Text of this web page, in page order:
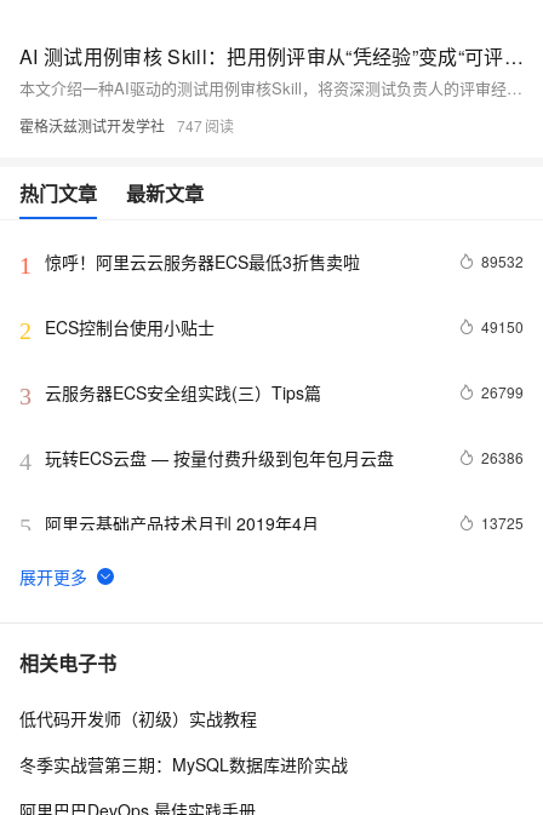
AI 测试用例审核 Skill：把用例评审从“凭经验”变成“可评分”
本文介绍一种AI驱动的测试用例审核Skill，将资深测试负责人的评审经验封装为可复用、可量化、可批量执行的标准能力。它能自动检查逻辑完整性、预期明确性、前置条件、PRD覆盖度及边界异常，逐条评分、定位问题、给出修改建议，助力团队提升用例质量、统一评审标准、加速新人成长。
霍格沃兹测试开发学社 747
热门文章 最新文章
1 惊呼！阿里云云服务器ECS最低3折售卖啦 89532
2 ECS控制台使用小贴士 49150
3 云服务器ECS安全组实践(三）Tips篇 26799
4 玩转ECS云盘 — 按量付费升级到包年包月云盘 26386
5 阿里云基础产品技术月刊 2019年4月 13725
6 ECS 8080端口连接拒绝问题排查
7 AutoScaling 成本优化模式升级--混合实例策略
8 扫盲人工智能的计算力基石--异构计算
相关电子书
低代码开发师（初级）实战教程
冬季实战营第三期：MySQL数据库进阶实战
阿里巴巴DevOps 最佳实践手册